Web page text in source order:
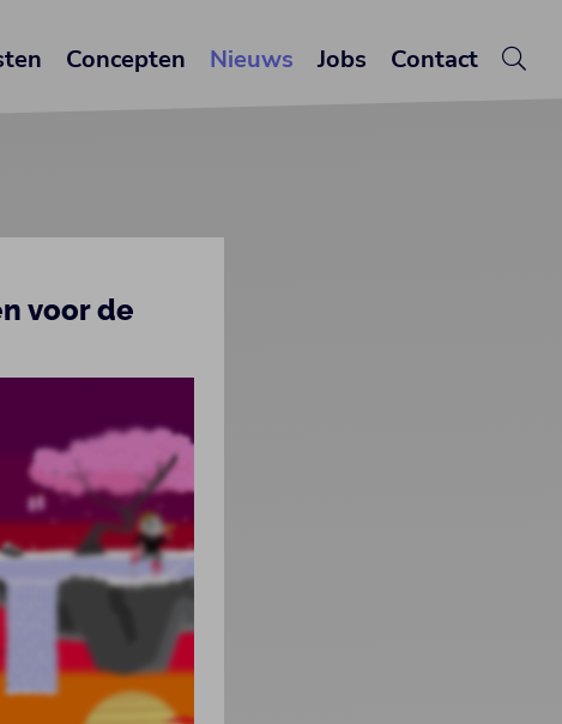
Concepten Nieuws Jobs Contact
voor de